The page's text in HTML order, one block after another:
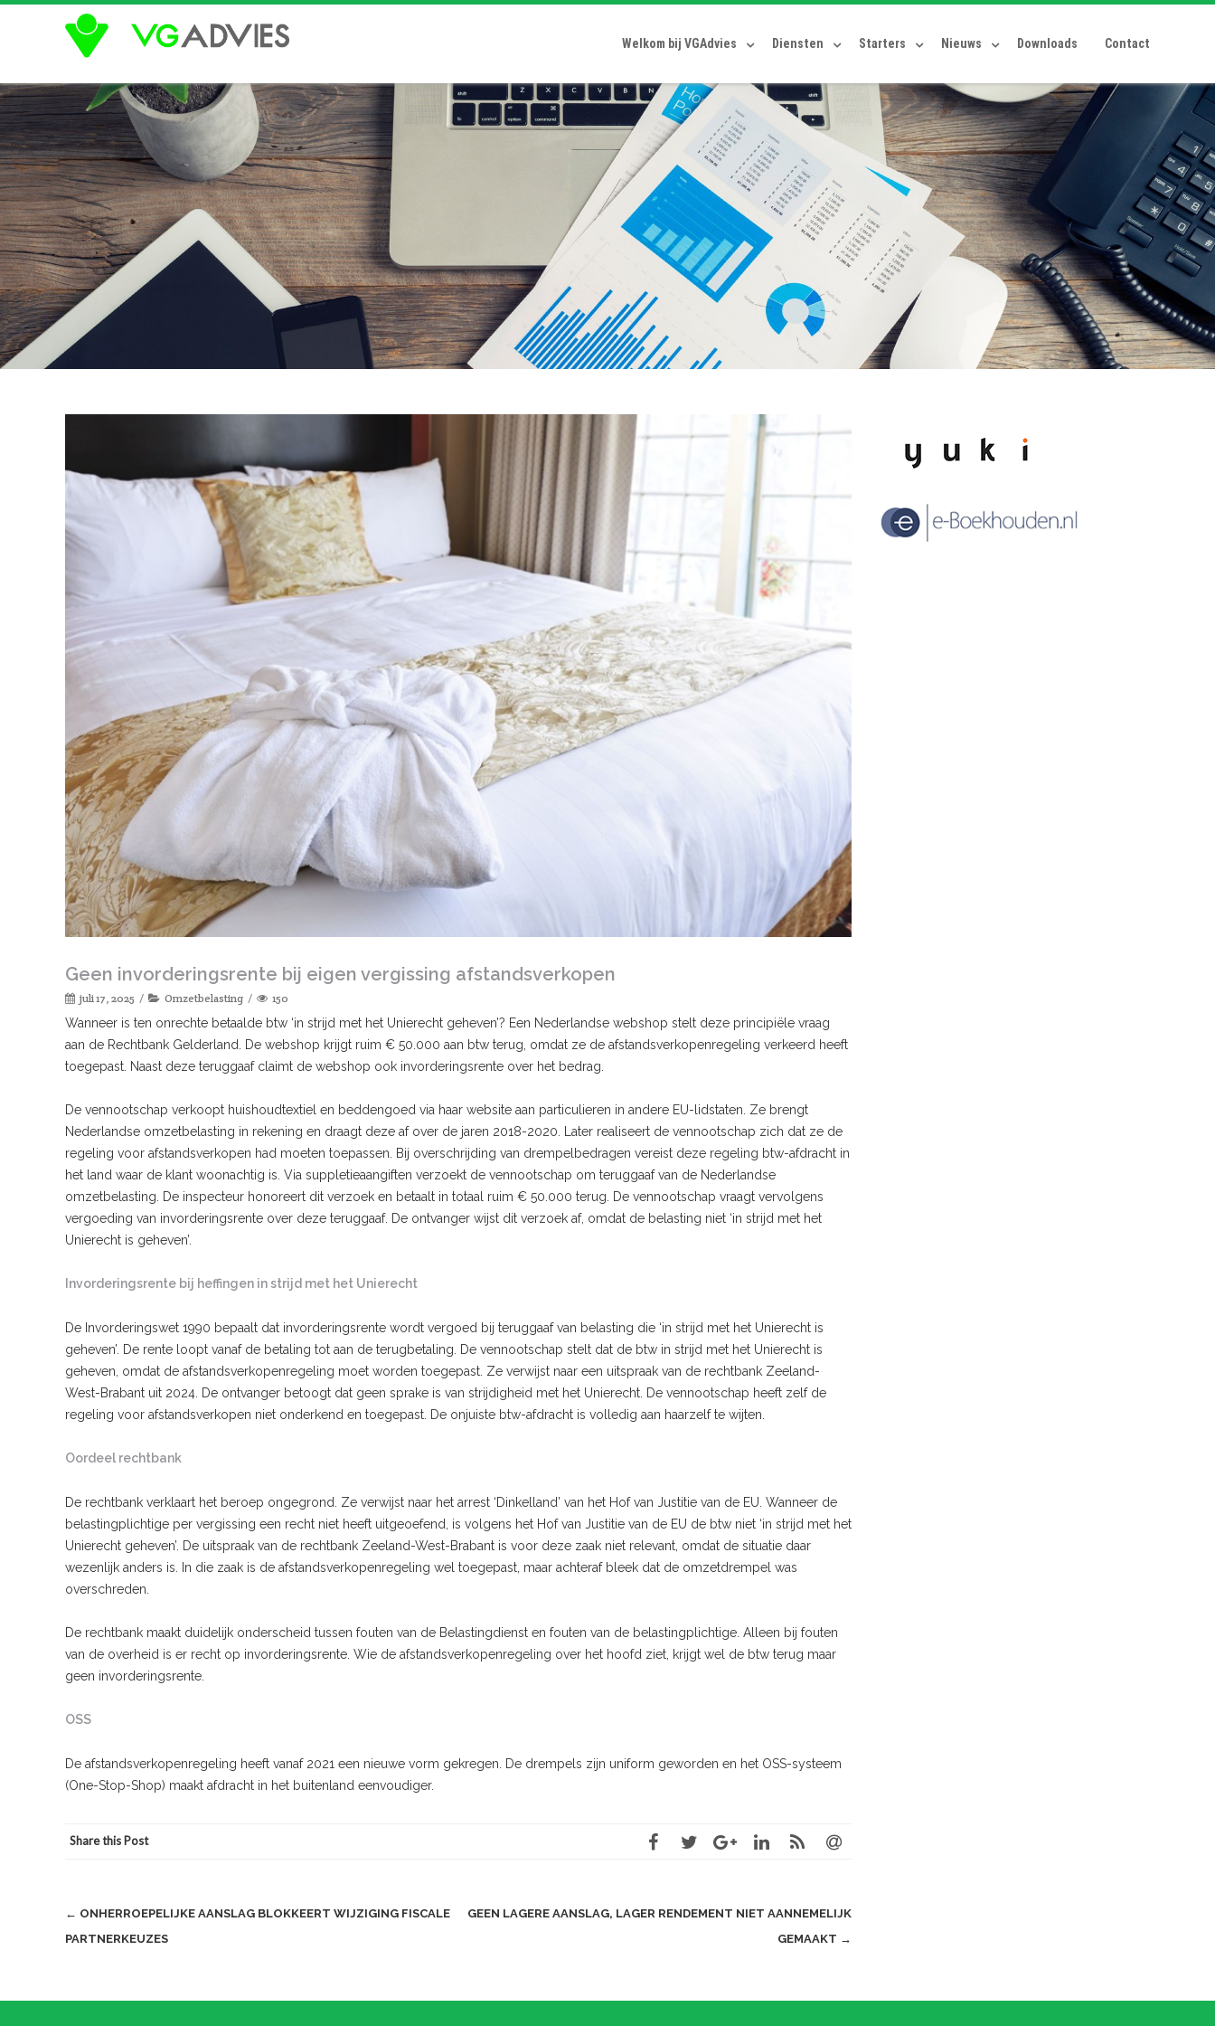
Welkom bij VGAdvies Diensten Starters Nieuws Downloads Contact
Geen invorderingsrente bij eigen vergissing afstandsverkopen
juli 17, 2025 Omzetbelasting 150
Wanneer is ten onrechte betaalde btw ‘in strijd met het Unierecht geheven’? Een Nederlandse webshop stelt deze principiële vraag
aan de Rechtbank Gelderland. De webshop krijgt ruim € 50.000 aan btw terug, omdat ze de afstandsverkopenregeling verkeerd heeft
toegepast. Naast deze teruggaaf claimt de webshop ook invorderingsrente over het bedrag.
De vennootschap verkoopt huishoudtextiel en beddengoed via haar website aan particulieren in andere EU-lidstaten. Ze brengt
Nederlandse omzetbelasting in rekening en draagt deze af over de jaren 2018-2020. Later realiseert de vennootschap zich dat ze de
regeling voor afstandsverkopen had moeten toepassen. Bij overschrijding van drempelbedragen vereist deze regeling btw-afdracht in
het land waar de klant woonachtig is. Via suppletieaangiften verzoekt de vennootschap om teruggaaf van de Nederlandse
omzetbelasting. De inspecteur honoreert dit verzoek en betaalt in totaal ruim € 50.000 terug. De vennootschap vraagt vervolgens
vergoeding van invorderingsrente over deze teruggaaf. De ontvanger wijst dit verzoek af, omdat de belasting niet ‘in strijd met het
Unierecht is geheven’.
Invorderingsrente bij heffingen in strijd met het Unierecht
De Invorderingswet 1990 bepaalt dat invorderingsrente wordt vergoed bij teruggaaf van belasting die ‘in strijd met het Unierecht is
geheven’. De rente loopt vanaf de betaling tot aan de terugbetaling. De vennootschap stelt dat de btw in strijd met het Unierecht is
geheven, omdat de afstandsverkopenregeling moet worden toegepast. Ze verwijst naar een uitspraak van de rechtbank Zeeland-
West-Brabant uit 2024. De ontvanger betoogt dat geen sprake is van strijdigheid met het Unierecht. De vennootschap heeft zelf de
regeling voor afstandsverkopen niet onderkend en toegepast. De onjuiste btw-afdracht is volledig aan haarzelf te wijten.
Oordeel rechtbank
De rechtbank verklaart het beroep ongegrond. Ze verwijst naar het arrest ‘Dinkelland’ van het Hof van Justitie van de EU. Wanneer de
belastingplichtige per vergissing een recht niet heeft uitgeoefend, is volgens het Hof van Justitie van de EU de btw niet ‘in strijd met het
Unierecht geheven’. De uitspraak van de rechtbank Zeeland-West-Brabant is voor deze zaak niet relevant, omdat de situatie daar
wezenlijk anders is. In die zaak is de afstandsverkopenregeling wel toegepast, maar achteraf bleek dat de omzetdrempel was
overschreden.
De rechtbank maakt duidelijk onderscheid tussen fouten van de Belastingdienst en fouten van de belastingplichtige. Alleen bij fouten
van de overheid is er recht op invorderingsrente. Wie de afstandsverkopenregeling over het hoofd ziet, krijgt wel de btw terug maar
geen invorderingsrente.
OSS
De afstandsverkopenregeling heeft vanaf 2021 een nieuwe vorm gekregen. De drempels zijn uniform geworden en het OSS-systeem
(One-Stop-Shop) maakt afdracht in het buitenland eenvoudiger.
Share this Post
Post
navigation
← ONHERROEPELIJKE AANSLAG BLOKKEERT WIJZIGING FISCALE
PARTNERKEUZES
GEEN LAGERE AANSLAG, LAGER RENDEMENT NIET AANNEMELIJK
GEMAAKT →